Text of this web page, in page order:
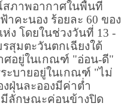
ภาพอากาศในพื้นที่
คะนอง ร้อยละ 60 ของ
ง โดยในช่วงวันที่ 13 -
สุมตะวันตกเฉียงใต้
ศอยู่ในเกณฑ์ "อ่อน-ดี"
ะบายอยู่ในเกณฑ์ "ไม่
ฝุ่นละอองมีค่าต่ำ
มีลักษณะค่อนข้างปิด